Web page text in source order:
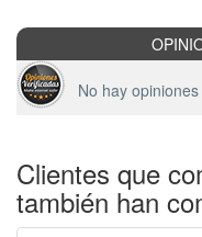
No hay
Clientes que
también han